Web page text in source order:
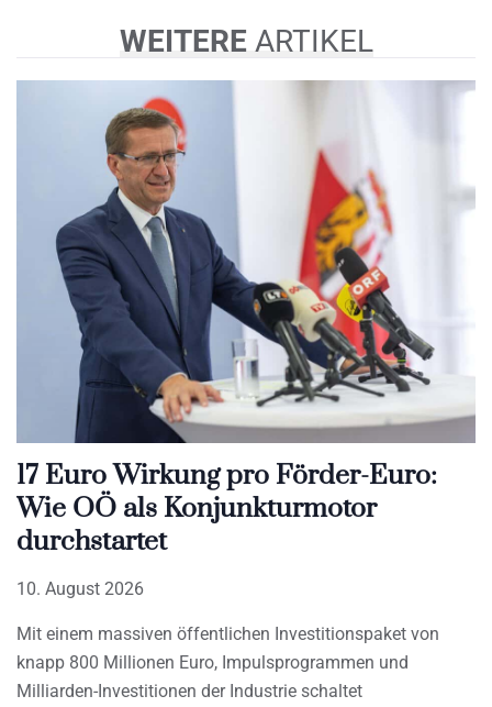
WEITEREARTIKEL
17 Euro Wirkung pro Förder-Euro:
Wie OÖ als Konjunkturmotor
durchstartet
10. August 2026
Mit einem massiven öffentlichen Investitionspaket von
knapp 800 Millionen Euro, Impulsprogrammen und
Milliarden-Investitionen der Industrie schaltet